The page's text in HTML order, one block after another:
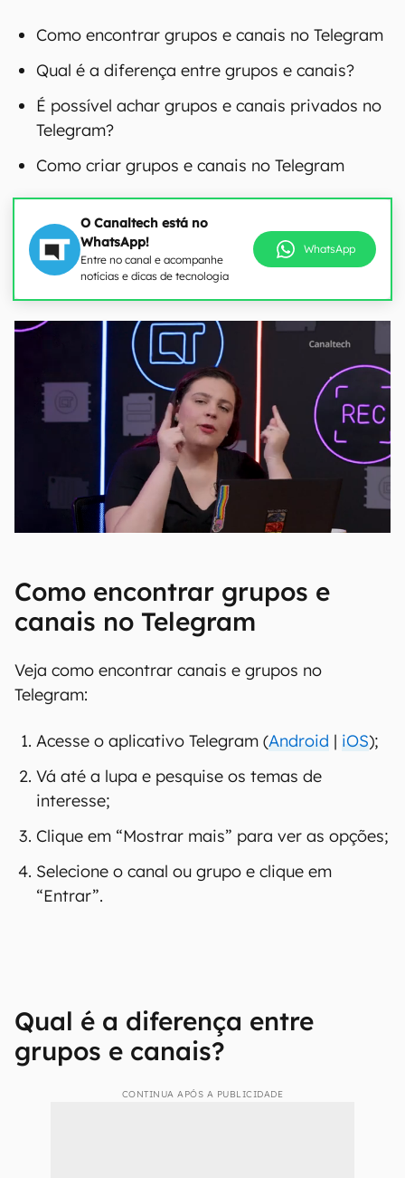
Como encontrar grupos e canais no Telegram
Qual é a diferença entre grupos e canais?
É possível achar grupos e canais privados no
Telegram?
Como criar grupos e canais no Telegram
O Canaltech está no
WhatsApp!
Entre no canal e acompanhe
notícias e dicas de tecnologia
WhatsApp
Como encontrar grupos e
canais no Telegram
Veja como encontrar canais e grupos no
Telegram:
Acesse o aplicativo Telegram (Android | iOS);
Vá até a lupa e pesquise os temas de
interesse;
Clique em “Mostrar mais” para ver as opções;
Selecione o canal ou grupo e clique em
“Entrar”.
Qual é a diferença entre
grupos e canais?
CONTINUA APÓS A PUBLICIDADE